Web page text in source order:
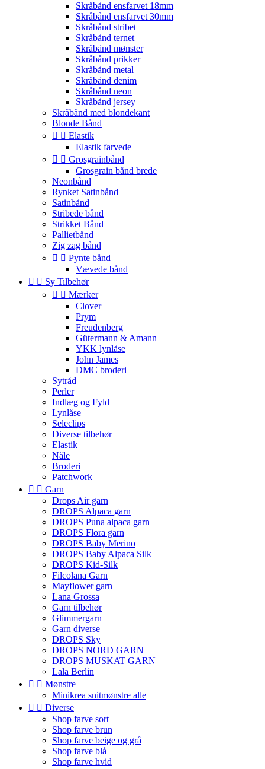
Skråbånd ensfarvet 18mm
Skråbånd ensfarvet 30mm
Skråbånd stribet
Skråbånd ternet
Skråbånd mønster
Skråbånd prikker
Skråbånd metal
Skråbånd denim
Skråbånd neon
Skråbånd jersey
Skråbånd med blondekant
Blonde Bånd
  Elastik
Elastik farvede
  Grosgrainbånd
Grosgrain bånd brede
Neonbånd
Rynket Satinbånd
Satinbånd
Stribede bånd
Strikket Bånd
Pallietbånd
Zig zag bånd
  Pynte bånd
Vævede bånd
  Sy Tilbehør
  Mærker
Clover
Prym
Freudenberg
Gütermann & Amann
YKK lynlåse
John James
DMC broderi
Sytråd
Perler
Indlæg og Fyld
Lynlåse
Seleclips
Diverse tilbehør
Elastik
Nåle
Broderi
Patchwork
  Garn
Drops Air garn
DROPS Alpaca garn
DROPS Puna alpaca garn
DROPS Flora garn
DROPS Baby Merino
DROPS Baby Alpaca Silk
DROPS Kid-Silk
Filcolana Garn
Mayflower garn
Lana Grossa
Garn tilbehør
Glimmergarn
Garn diverse
DROPS Sky
DROPS NORD GARN
DROPS MUSKAT GARN
Lala Berlin
  Mønstre
Minikrea snitmønstre alle
  Diverse
Shop farve sort
Shop farve brun
Shop farve beige og grå
Shop farve blå
Shop farve hvid